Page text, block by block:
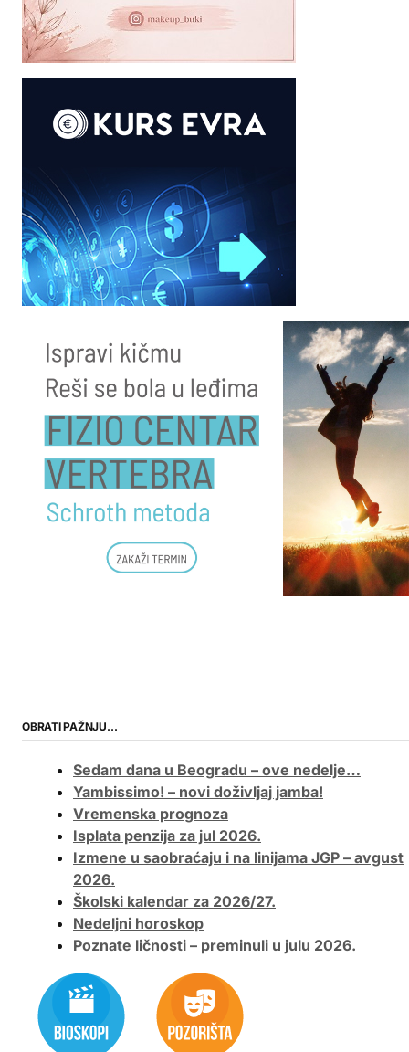
OBRATI PAŽNJU…
Sedam dana u Beogradu – ove nedelje…
Yambissimo! – novi doživljaj jamba!
Vremenska prognoza
Isplata penzija za jul 2026.
Izmene u saobraćaju i na linijama JGP – avgust
2026.
Školski kalendar za 2026/27.
Nedeljni horoskop
Poznate ličnosti – preminuli u julu 2026.